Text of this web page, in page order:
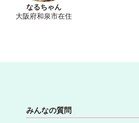
なるちゃん
大阪府和泉市在住
みんなの質問